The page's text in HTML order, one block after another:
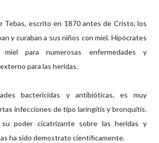
Tebas, escrito en 1870 antes de Cristo, los
y curaban a sus niños con miel. Hipócrates
miel para numerosas enfermedades y
para las heridas.
bactericidas y antibióticas, es muy
infecciones de tipo laringitis y bronquitis.
poder cicatrizante sobre las heridas y
ha sido demostrato cientificamente.